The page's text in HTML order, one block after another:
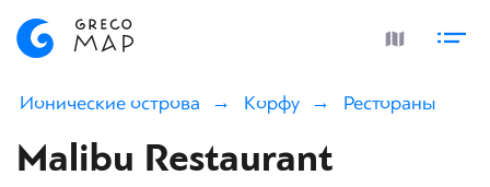
Ионические острова Корфу Рестораны
Malibu Restaurant